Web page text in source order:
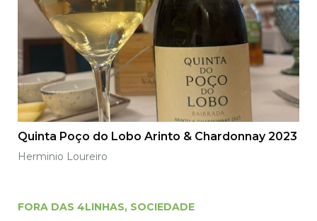
Quinta Poço do Lobo Arinto & Chardonnay 2023
Herminio Loureiro
FORA DAS 4LINHAS, SOCIEDADE